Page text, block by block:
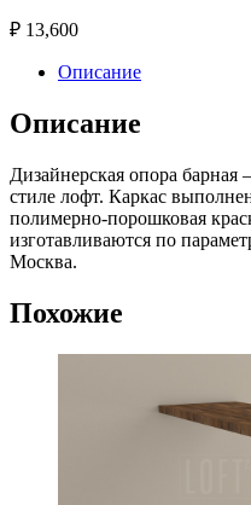
₽ 13,600
Описание
Описание
Дизайнерская опора барная
стиле лофт. Каркас
полимерно-порошковая
изготавливаются по
Москва.
Похожие